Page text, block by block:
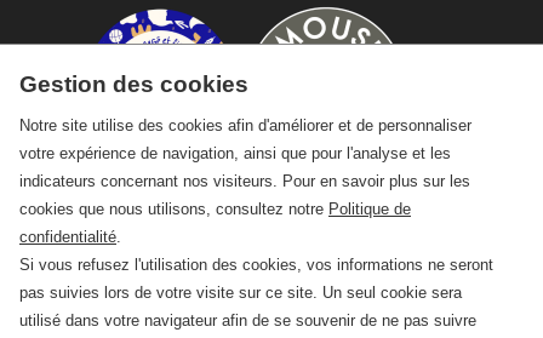
Gestion des cookies
Notre site utilise des cookies afin d'améliorer et de personnaliser
votre expérience de navigation, ainsi que pour l'analyse et les
indicateurs concernant nos visiteurs. Pour en savoir plus sur les
cookies que nous utilisons, consultez notre Politique de
confidentialité
Si vous refusez l'utilisation des cookies, vos informations ne seront
pas suivies lors de votre visite sur ce site. Un seul cookie sera
utilisé dans votre navigateur afin de se souvenir de ne pas suivre